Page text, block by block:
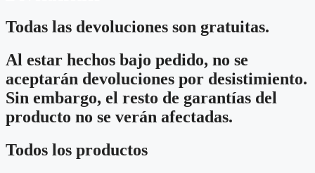
Todas las devoluciones son gratuitas.
Al estar hechos bajo pedido, no se
aceptarán devoluciones por desistimiento.
Sin embargo, el resto de garantías del
producto no se verán afectadas.
Todos los productos